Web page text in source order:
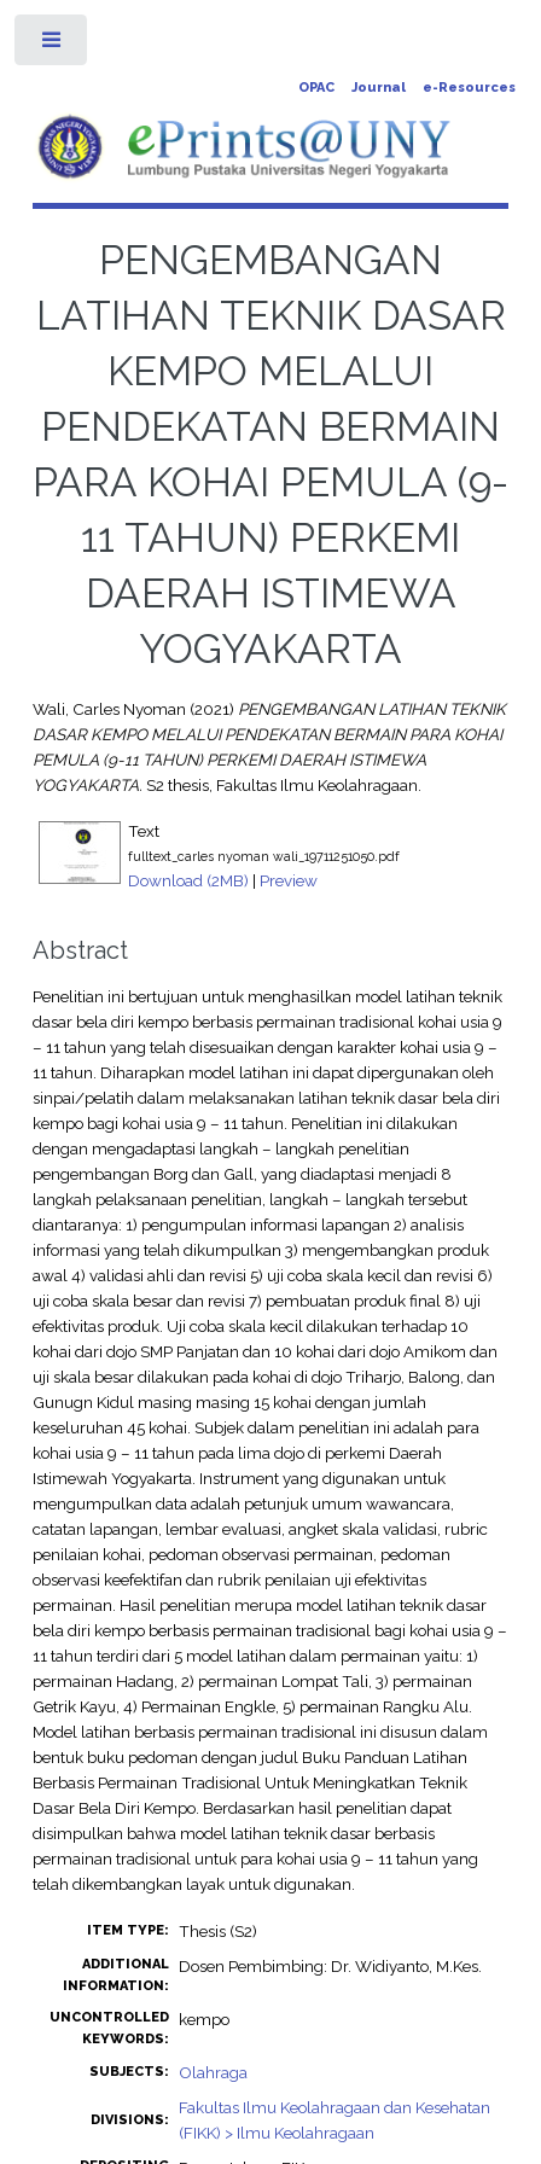
OPAC Journal e-Resources
PENGEMBANGAN
LATIHAN TEKNIK DASAR
KEMPO MELALUI
PENDEKATAN BERMAIN
PARA KOHAI PEMULA (9-
11 TAHUN) PERKEMI
DAERAH ISTIMEWA
YOGYAKARTA
Wali, Carles Nyoman (2021) PENGEMBANGAN LATIHAN TEKNIK
DASAR KEMPO MELALUI PENDEKATAN BERMAIN PARA KOHAI
PEMULA (9-11 TAHUN) PERKEMI DAERAH ISTIMEWA
YOGYAKARTA. S2 thesis, Fakultas Ilmu Keolahragaan.
Text
fulltext_carles nyoman wali_19711251050.pdf
Download (2MB) | Preview
Abstract
Penelitian ini bertujuan untuk menghasilkan model latihan teknik
dasar bela diri kempo berbasis permainan tradisional kohai usia 9
– 11 tahun yang telah disesuaikan dengan karakter kohai usia 9 –
11 tahun. Diharapkan model latihan ini dapat dipergunakan oleh
sinpai/pelatih dalam melaksanakan latihan teknik dasar bela diri
kempo bagi kohai usia 9 – 11 tahun. Penelitian ini dilakukan
dengan mengadaptasi langkah – langkah penelitian
pengembangan Borg dan Gall, yang diadaptasi menjadi 8
langkah pelaksanaan penelitian, langkah – langkah tersebut
diantaranya: 1) pengumpulan informasi lapangan 2) analisis
informasi yang telah dikumpulkan 3) mengembangkan produk
awal 4) validasi ahli dan revisi 5) uji coba skala kecil dan revisi 6)
uji coba skala besar dan revisi 7) pembuatan produk final 8) uji
efektivitas produk. Uji coba skala kecil dilakukan terhadap 10
kohai dari dojo SMP Panjatan dan 10 kohai dari dojo Amikom dan
uji skala besar dilakukan pada kohai di dojo Triharjo, Balong, dan
Gunugn Kidul masing masing 15 kohai dengan jumlah
keseluruhan 45 kohai. Subjek dalam penelitian ini adalah para
kohai usia 9 – 11 tahun pada lima dojo di perkemi Daerah
Istimewah Yogyakarta. Instrument yang digunakan untuk
mengumpulkan data adalah petunjuk umum wawancara,
catatan lapangan, lembar evaluasi, angket skala validasi, rubric
penilaian kohai, pedoman observasi permainan, pedoman
observasi keefektifan dan rubrik penilaian uji efektivitas
permainan. Hasil penelitian merupa model latihan teknik dasar
bela diri kempo berbasis permainan tradisional bagi kohai usia 9 –
11 tahun terdiri dari 5 model latihan dalam permainan yaitu: 1)
permainan Hadang, 2) permainan Lompat Tali, 3) permainan
Getrik Kayu, 4) Permainan Engkle, 5) permainan Rangku Alu.
Model latihan berbasis permainan tradisional ini disusun dalam
bentuk buku pedoman dengan judul Buku Panduan Latihan
Berbasis Permainan Tradisional Untuk Meningkatkan Teknik
Dasar Bela Diri Kempo. Berdasarkan hasil penelitian dapat
disimpulkan bahwa model latihan teknik dasar berbasis
permainan tradisional untuk para kohai usia 9 – 11 tahun yang
telah dikembangkan layak untuk digunakan.
ITEM TYPE: Thesis (S2)
ADDITIONAL
INFORMATION:
Dosen Pembimbing: Dr. Widiyanto, M.Kes.
UNCONTROLLED
KEYWORDS:
kempo
SUBJECTS: Olahraga
DIVISIONS:
Fakultas Ilmu Keolahragaan dan Kesehatan
(FIKK) > Ilmu Keolahragaan